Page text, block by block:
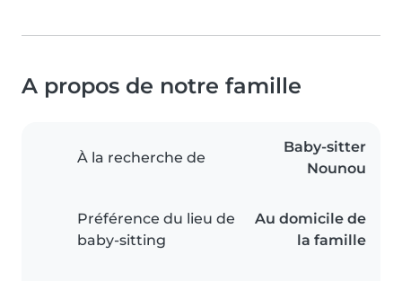
A propos de notre famille
À la recherche de
Baby-sitter
Nounou
Préférence du lieu de
baby-sitting
Au domicile de
la famille